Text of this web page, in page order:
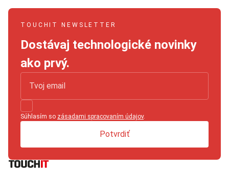
TOUCHIT NEWSLETTER
Dostávaj technologické novinky
ako prvý.
Súhlasím so zásadami spracovaním údajov.
Potvrdiť